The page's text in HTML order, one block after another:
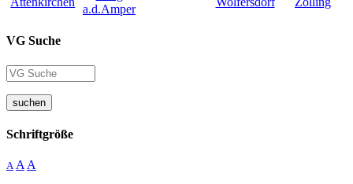
VG Suche
suchen
Schriftgröße
A A A